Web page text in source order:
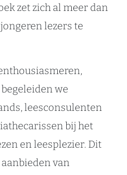
zet zich al meer dan
lezers te
we
leesconsulenten
bij het
en leesplezier. Dit
van